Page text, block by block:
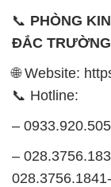
📞 PHÒNG
ĐẮC
🌐 Website:
📞 Hotline:
–
–